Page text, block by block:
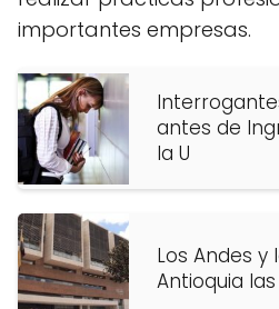
importantes empresas.
antes de
la U
Los Andes y
Antioquia